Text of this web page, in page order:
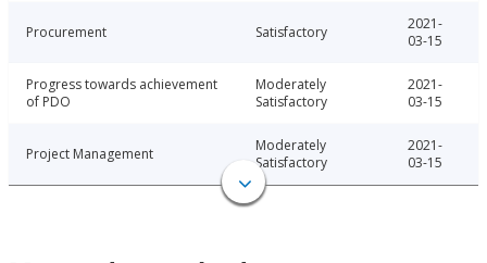
Procurement Satisfactory
2021-
03-15
Progress towards achievement
of PDO
Moderately
Satisfactory
2021-
03-15
Project Management
Moderately
Satisfactory
2021-
03-15